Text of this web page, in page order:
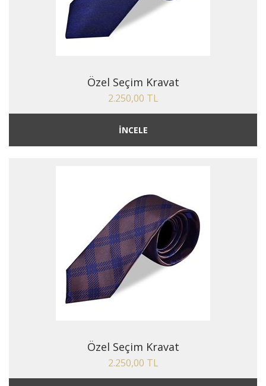
Özel Seçim Kravat
2.250,00 TL
İNCELE
Özel Seçim Kravat
2.250,00 TL